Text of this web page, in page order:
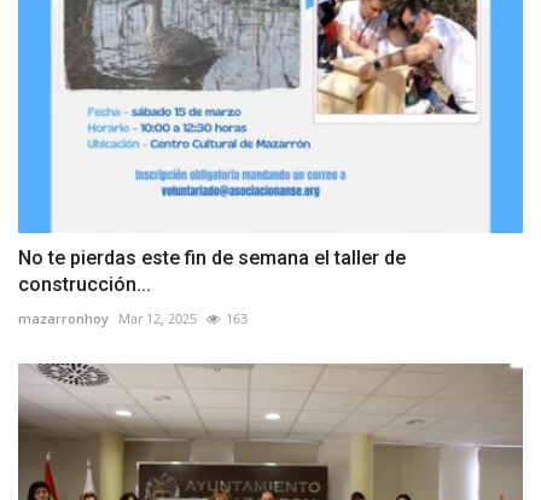
No te pierdas este fin de semana el taller de
construcción...
mazarronhoy Mar 12, 2025 163